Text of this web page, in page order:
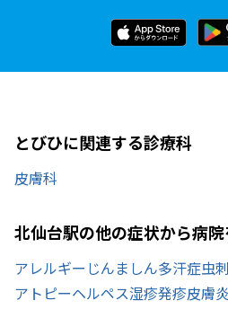
とびひに関連する診療科
皮膚科
北仙台駅の他の症状から病
アレルギー じんましん多汗症虫
アトピーヘルペス湿疹発疹皮膚炎